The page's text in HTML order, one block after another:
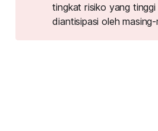
tingkat risiko yang
diantisipasi oleh